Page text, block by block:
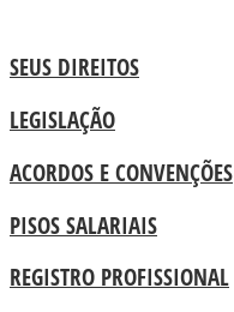
SEUS DIREITOS
LEGISLAÇÃO
ACORDOS E CONVENÇÕES
PISOS SALARIAIS
REGISTRO PROFISSIONAL